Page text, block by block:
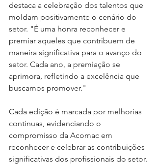
destaca a celebração dos talentos que
moldam positivamente o cenário do
setor. "É uma honra reconhecer e
premiar aqueles que contribuem de
maneira significativa para o avanço do
setor. Cada ano, a premiação se
aprimora, refletindo a excelência que
buscamos promover."
Cada edição é marcada por melhorias
contínuas, evidenciando o
compromisso da Acomac em
reconhecer e celebrar as contribuições
significativas dos profissionais do setor.